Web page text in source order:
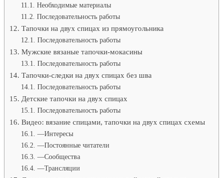
Необходимые материалы
Последовательность работы
Тапочки на двух спицах из прямоугольника
Последовательность работы
Мужские вязаные тапочки-мокасины
Последовательность работы
Тапочки-следки на двух спицах без шва
Последовательность работы
Детские тапочки на двух спицах
Последовательность работы
Видео: вязание спицами, тапочки на двух спицах схемы
—Интересы
—Постоянные читатели
—Сообщества
—Трансляции